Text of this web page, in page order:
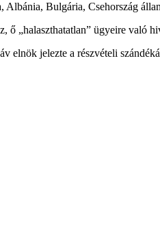
Bulgária, Csehország
„halaszthatatlan” ügyeire való
elnök jelezte a részvételi